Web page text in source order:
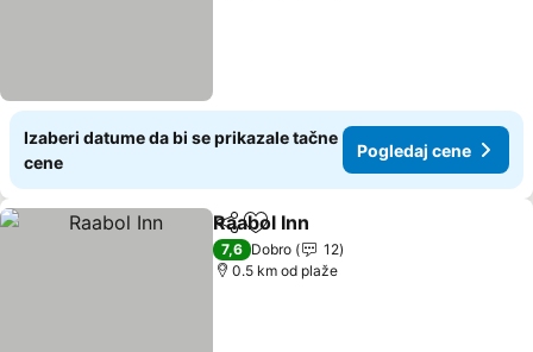
Izaberi datume da bi se prikazale tačne
cene
Pogledaj cene
Deli Dodati u favorite
Raabol Inn
7,6 Dobro
12
0.5 km od plaže